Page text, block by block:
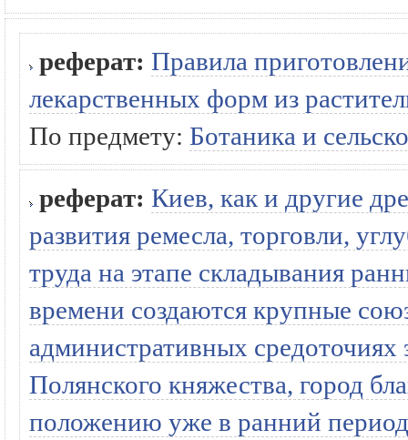
реферат: Правила
лекарственных форм из
По предмету: Ботаника и
реферат: Киев, как и другие
развития ремесла, торговли,
труда на этапе складывания
времени создаются крупные
административных
Полянского княжества, город
положению уже в ранний